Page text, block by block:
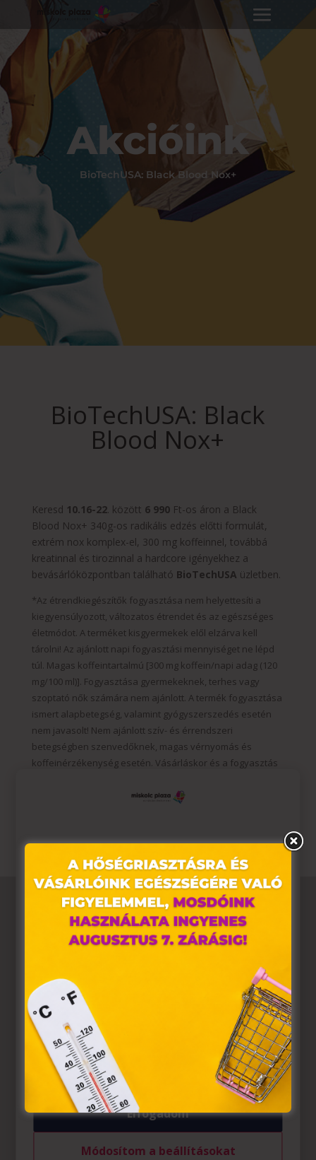
Akcióink
BioTechUSA: Black Blood Nox+
BioTechUSA: Black
Blood Nox+
Keresd 10.16-22. között 6 990 Ft-os áron a Black
Blood Nox+ 340g-os radikális edzés előtti formulát,
extrém nox komplex-el, 300 mg koffeinnel, továbbá
kreatinnal és tirozinnal a hardcore igényekhez a
bevásárlóközpontban található BioTechUSA üzletben.
*Az étrendkiegészítők fogyasztása nem helyettesíti a
kiegyensúlyozott, változatos étrendet és az egészséges
életmódot. A terméket kisgyermekek elől elzárva kell
tárolni! Az ajánlott napi fogyasztási mennyiséget ne lépd
túl. Magas koffeintartalmú [300 mg koffein/napi adag (120
mg/100 ml)]. Fogyasztása gyermekeknek, terhes vagy
szoptató nők számára nem ajánlott. A termék fogyasztása
ismert alapbetegség, valamint gyógyszerszedés esetén
nem javasolt! Nem ajánlott szív- és érrendszeri
betegségben szenvedőknek, magas vérnyomás és
koffeinérzékenység esetén. Vásárláskor és a fogyasztás
címkéjén, vagy a www.biotechusa.hu termékoldalán lévő
Weboldalunkon „cookie"-kat (továbbiakban „süti")
alkalmazunk. Ezek olyan fájlok, melyek információt
tárolnak webes böngészőjében. Ehhez az Ön
hozzájárulása szükséges.
A „sütiket" az elektronikus hírközlésről szóló 2003. évi C.
törvény, az elektronikus kereskedelmi szolgáltatások, az
információs társadalommal összefüggő szolgáltatások
egyes kérdéseiről szóló 2001. évi CVIII. törvény, valamint
az Európai Unió előírásainak megfelelően használjuk.
Azon weblapoknak, melyek az Európai Unió országain
belül működnek, a „sütik" használatához, és ezeknek a
felhasználó számítógépén vagy egyéb eszközén történő
tárolásához a felhasználók hozzájárulását kell kérniük.
Elfogadom
Módosítom a beállításokat